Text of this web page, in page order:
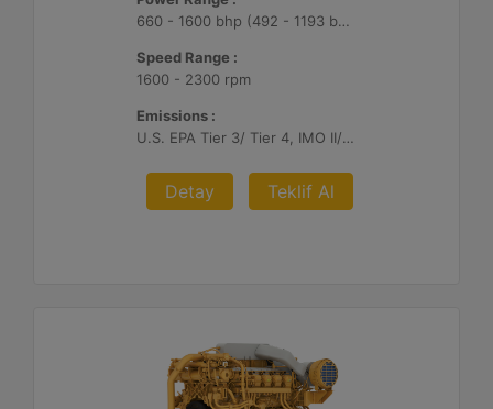
660 - 1600 bhp (492 - 1193 bkW)
Speed Range :
1600 - 2300 rpm
Emissions :
U.S. EPA Tier 3/ Tier 4, IMO II/III, EU Stage V
Detay Teklif Al